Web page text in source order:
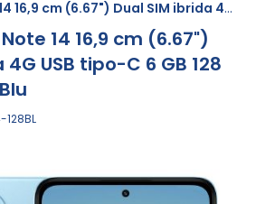
Xiaomi Redmi Note 14 16,9 cm (6.67") Dual SIM ibrida 4G USB tipo-C 6 GB 128 GB 5500 mAh Blu
14 16,9 cm (6.67")
USB tipo-C 6 GB 128
128BL